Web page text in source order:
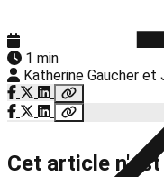
1 min
Katherine Gaucher et
Cet article